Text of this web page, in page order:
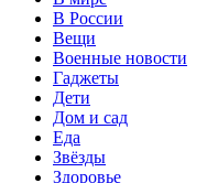
В России
Вещи
Военные новости
Гаджеты
Дети
Дом и сад
Еда
Звёзды
Здоровье